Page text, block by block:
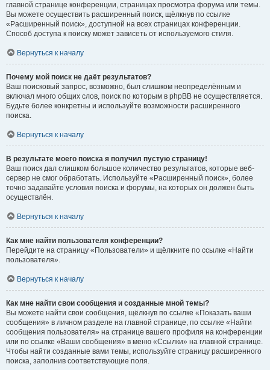
главной странице конференции, страницах просмотра форума или темы.
Вы можете осуществить расширенный поиск, щёлкнув по ссылке
«Расширенный поиск», доступной на всех страницах конференции.
Способ доступа к поиску может зависеть от используемого стиля.
Вернуться к началу
Почему мой поиск не даёт результатов?
Ваш поисковый запрос, возможно, был слишком неопределённым и
включал много общих слов, поиск по которым в phpBB не осуществляется.
Будьте более конкретны и используйте возможности расширенного
поиска.
Вернуться к началу
В результате моего поиска я получил пустую страницу!
Ваш поиск дал слишком большое количество результатов, которые веб-
сервер не смог обработать. Используйте «Расширенный поиск», более
точно задавайте условия поиска и форумы, на которых он должен быть
осуществлён.
Вернуться к началу
Как мне найти пользователя конференции?
Перейдите на страницу «Пользователи» и щёлкните по ссылке «Найти
пользователя».
Вернуться к началу
Как мне найти свои сообщения и созданные мной темы?
Вы можете найти свои сообщения, щёлкнув по ссылке «Показать ваши
сообщения» в личном разделе на главной странице, по ссылке «Найти
сообщения пользователя» на странице вашего профиля на конференции
или по ссылке «Ваши сообщения» в меню «Ссылки» на главной странице.
Чтобы найти созданные вами темы, используйте страницу расширенного
поиска, заполнив соответствующие поля.